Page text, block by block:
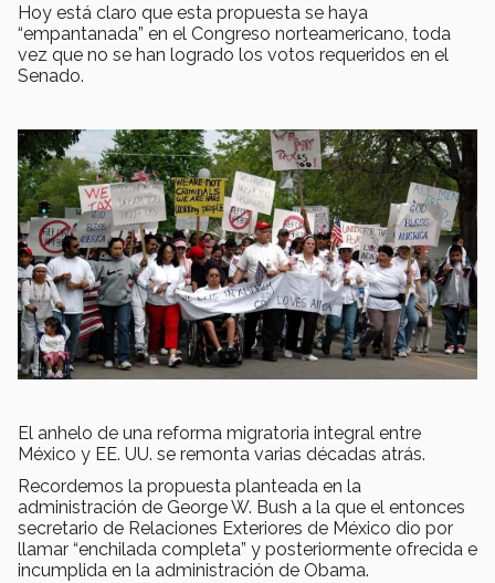
Hoy está claro que esta propuesta se haya
“empantanada” en el Congreso norteamericano, toda
vez que no se han logrado los votos requeridos en el
Senado.
El anhelo de una reforma migratoria integral entre
México y EE. UU. se remonta varias décadas atrás.
Recordemos la propuesta planteada en la
administración de George W. Bush a la que el entonces
secretario de Relaciones Exteriores de México dio por
llamar “enchilada completa” y posteriormente ofrecida e
incumplida en la administración de Obama.